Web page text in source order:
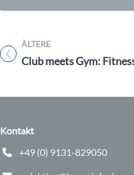
ÄLTERE
Titel für Beitrag
Club meets Gym: Fitness in einer neuen
Kontakt
+49 (0) 9131-829050
Telefonnummer: 0 9 1 3 1 8 2 9 0